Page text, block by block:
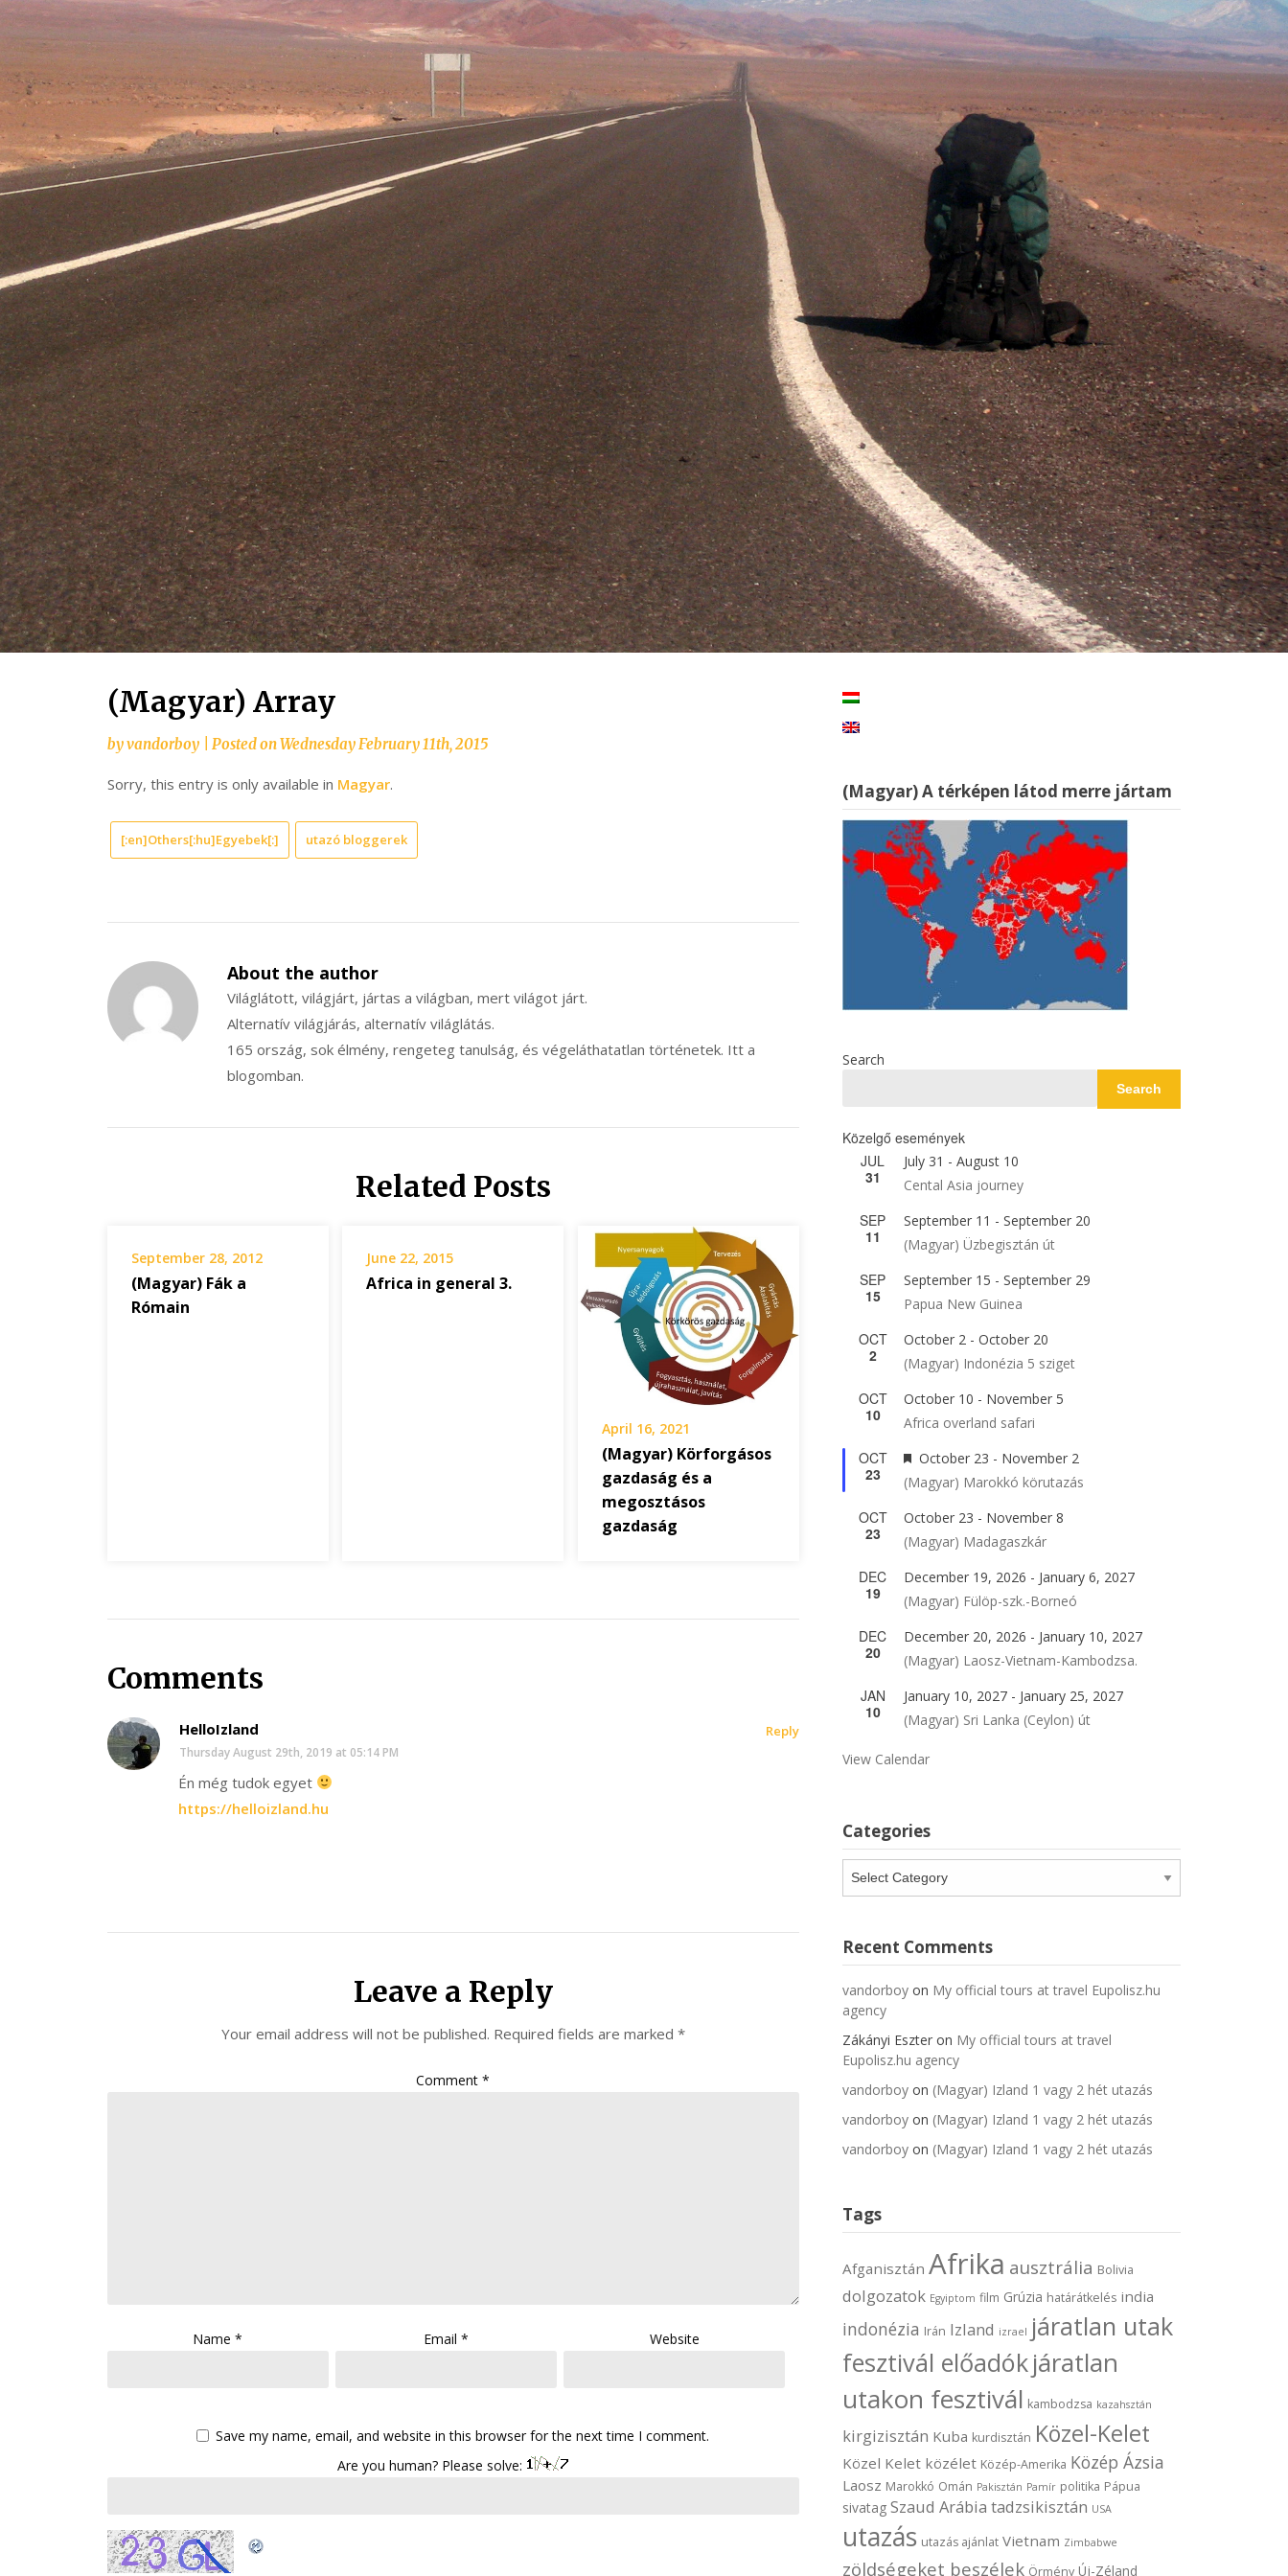
(Magyar) Array
byvandorboy Posted onWednesday February 11th, 2015
Sorry, this entry is only available in Magyar.
[:en]Others[:hu]Egyebek[:] utazó bloggerek
About the author
Világlátott, világjárt, jártas a világban, mert világot járt.
Alternatív világjárás, alternatív világlátás.
165 ország, sok élmény, rengeteg tanulság, és végeláthatatlan történetek. Itt a
blogomban.
Related Posts
September 28, 2012
(Magyar) Fák a
Rómain
June 22, 2015
Africa in general 3.
April 16, 2021
(Magyar) Körforgásos
gazdaság és a
megosztásos
gazdaság
Comments
HelloIzland
Thursday August 29th, 2019 at 05:14 PM
Én még tudok egyet
https://helloizland.hu
Reply
Leave a Reply
Your email address will not be published. Required fields are marked *
Comment*
Name* Email* Website
Save my name, email, and website in this browser for the next time I comment.
Are you human? Please solve:
(Magyar) A térképen látod merre jártam
Search
Search
Közelgő események
JUL
31
July 31 - August 10
Cental Asia journey
SEP
11
September 11 - September 20
(Magyar) Üzbegisztán út
SEP
15
September 15 - September 29
Papua New Guinea
OCT
2
October 2 - October 20
(Magyar) Indonézia 5 sziget
OCT
10
October 10 - November 5
Africa overland safari
OCT
23
Featured
October 23 - November 2
(Magyar) Marokkó körutazás
OCT
23
October 23 - November 8
(Magyar) Madagaszkár
DEC
19
December 19, 2026 - January 6, 2027
(Magyar) Fülöp-szk.-Borneó
DEC
20
December 20, 2026 - January 10, 2027
(Magyar) Laosz-Vietnam-Kambodzsa.
JAN
10
January 10, 2027- January 25, 2027
(Magyar) Sri Lanka (Ceylon) út
View Calendar
Categories
Recent Comments
vandorboyon My official tours at travel Eupolisz.hu
agency
Zákányi Eszteron My official tours at travel
Eupolisz.hu agency
vandorboyon (Magyar) Izland 1 vagy 2 hét utazás
vandorboyon (Magyar) Izland 1 vagy 2 hét utazás
vandorboyon (Magyar) Izland 1 vagy 2 hét utazás
Tags
Afganisztán Afrika ausztrália Bolivia
dolgozatok Egyiptom film Grúzia határátkelés india
indonézia Irán Izland izrael járatlan utak
fesztivál előadókjáratlan
utakon fesztivál kambodzsa kazahsztán
kirgizisztán Kuba kurdisztán Közel-Kelet
Közel Kelet közélet Közép-Amerika Közép Ázsia
Laosz Marokkó Omán Pakisztán Pamír politika Pápua
sivatag Szaud Arábia tadzsikisztán USA
utazás utazás ajánlat Vietnam Zimbabwe
zöldségeket beszélek Örmény Új-Zéland